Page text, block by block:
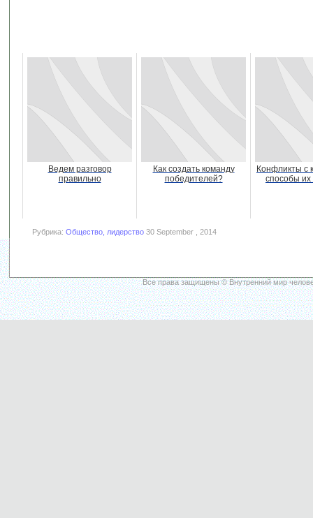
Ведем разговор
правильно
Как создать команду
победителей?
Конфликты с
способы
Рубрика: Общество, лидерство 30 September , 2014
Все права защищены © Внутренний мир